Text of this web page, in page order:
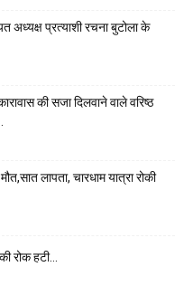
अध्यक्ष प्रत्याशी रचना बुटोला के
की सजा दिलवाने वाले वरिष्ठ
लापता, चारधाम यात्रा रोकी
रोक हटी…